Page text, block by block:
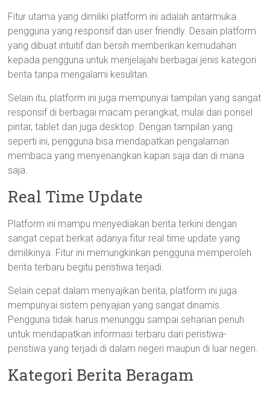
Fitur utama yang dimiliki platform ini adalah antarmuka
pengguna yang responsif dan user friendly. Desain platform
yang dibuat intuitif dan bersih memberikan kemudahan
kepada pengguna untuk menjelajahi berbagai jenis kategori
berita tanpa mengalami kesulitan.
Selain itu, platform ini juga mempunyai tampilan yang sangat
responsif di berbagai macam perangkat, mulai dari ponsel
pintar, tablet dan juga desktop. Dengan tampilan yang
seperti ini, pengguna bisa mendapatkan pengalaman
membaca yang menyenangkan kapan saja dan di mana
saja.
Real Time Update
Platform ini mampu menyediakan berita terkini dengan
sangat cepat berkat adanya fitur real time update yang
dimilikinya. Fitur ini memungkinkan pengguna memperoleh
berita terbaru begitu peristiwa terjadi.
Selain cepat dalam menyajikan berita, platform ini juga
mempunyai sistem penyajian yang sangat dinamis.
Pengguna tidak harus menunggu sampai seharian penuh
untuk mendapatkan informasi terbaru dari peristiwa-
peristiwa yang terjadi di dalam negeri maupun di luar negeri.
Kategori Berita Beragam